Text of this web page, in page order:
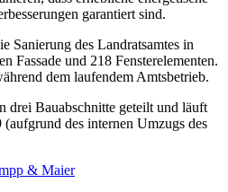
garantiert sind.
Sanierung des Landratsamtes in
Fassade und 218 Fensterelementen.
dem laufendem Amtsbetrieb.
drei Bauabschnitte geteilt und läuft
des internen Umzugs des
& Maier